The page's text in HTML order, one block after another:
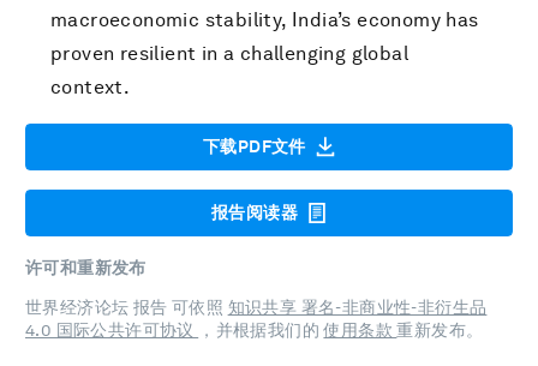
macroeconomic stability, India’s economy has
proven resilient in a challenging global
context.
下载PDF文件
报告阅读器
许可和重新发布
世界经济论坛 报告 可依照 知识共享 署名-非商业性-非衍生品
4.0 国际公共许可协议
，并根据我们的使用条款重新发布。